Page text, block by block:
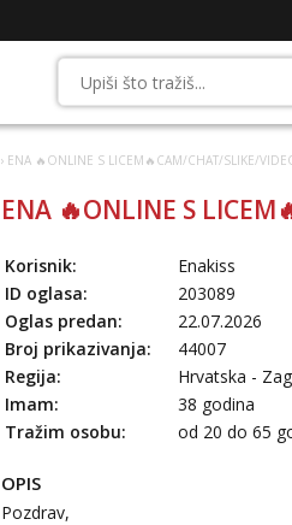
› ENA 🔥ONLINE S LICEM🔥CAM/CHAT/SLIKE/
ENA 🔥ONLINE S
Korisnik:
Enakiss
ID oglasa:
203089
Oglas predan:
22.07.2026
Broj prikazivanja:
44007
Regija:
Hrvatska -
Imam:
38 godina
Tražim osobu:
od 20 do 65
OPIS
Pozdrav,